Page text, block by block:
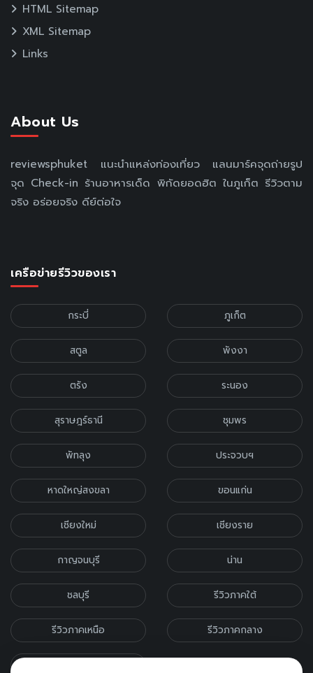
HTML Sitemap
XML Sitemap
Links
About Us
reviewsphuket แนะนำแหล่งท่องเที่ยว แลนมาร์คจุดถ่ายรูป
จุด Check-in ร้านอาหารเด็ด พิกัดยอดฮิต ในภูเก็ต รีวิวตาม
จริง อร่อยจริง ดีย์ต่อใจ
เครือข่ายรีวิวของเรา
กระบี่ ภูเก็ต
สตูล พังงา
ตรัง ระนอง
สุราษฎร์ธานี ชุมพร
พัทลุง ประจวบฯ
หาดใหญ่สงขลา ขอนแก่น
เชียงใหม่ เชียงราย
กาญจนบุรี น่าน
ชลบุรี รีวิวภาคใต้
รีวิวภาคเหนือ รีวิวภาคกลาง